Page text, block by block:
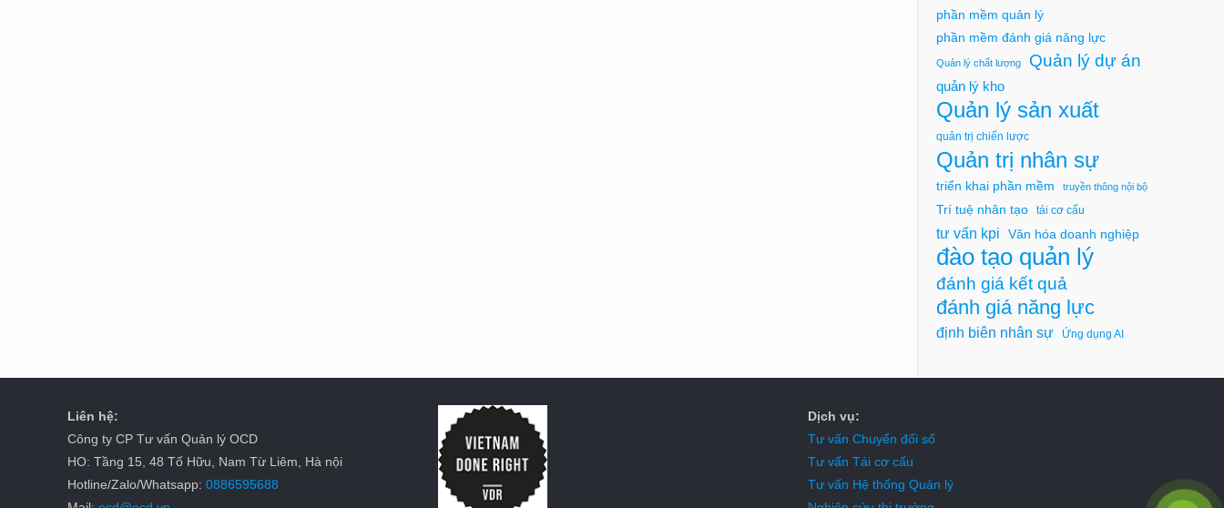
phần mềm quản lý
phần mềm đánh giá năng lực
Quản lý chất lượng Quản lý dự án
quản lý kho
Quản lý sản xuất
quản trị chiến lược
Quản trị nhân sự
triển khai phần mềm truyền thông nội bộ
Trí tuệ nhân tạo tái cơ cấu
tư vấn kpi Văn hóa doanh nghiệp
đào tạo quản lý
đánh giá kết quả
đánh giá năng lực
định biên nhân sự Ứng dụng AI
Liên hệ:
Công ty CP Tư vấn Quản lý OCD
HO: Tầng 15, 48 Tố Hữu, Nam Từ Liêm, Hà nội
Hotline/Zalo/Whatsapp:0886595688
Dịch vụ:
Tư vấn Chuyển đổi số
Tư vấn Tái cơ cấu
Tư vấn Hệ thống Quản lý